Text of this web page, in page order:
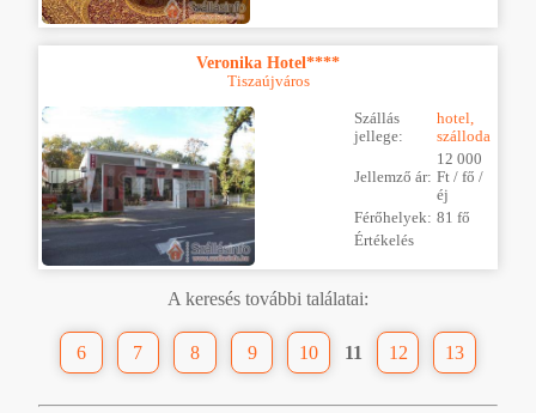
Veronika Hotel****
Tiszaújváros
Szállás
jellege:
hotel,
szálloda
Jellemző ár:
12 000
Ft / fő /
éj
Férőhelyek: 81 fő
Értékelés
A keresés további találatai:
6 7 8 9 10 11 12 13